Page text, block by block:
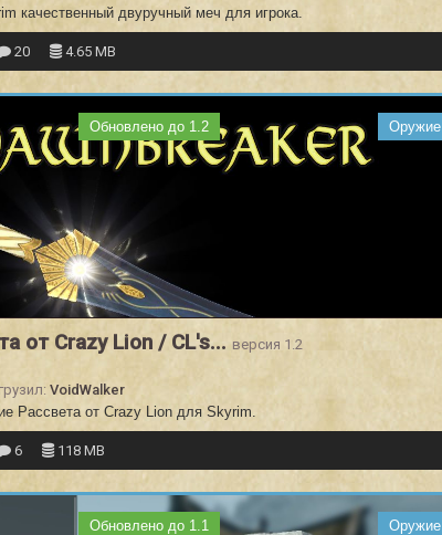
качественный двуручный меч для игрока.
20 4.65 MB
Оружие
Обновлено до 1.2
от Crazy Lion / CL's... версия 1.2
VoidWalker
Рассвета от Crazy Lion для Skyrim.
6 118 MB
Оружие
Обновлено до 1.1